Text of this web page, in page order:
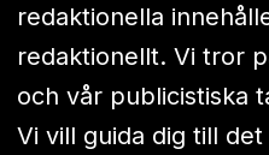
redaktionella
redaktionellt. Vi tror
och vår publicistiska
Vi vill guida dig till